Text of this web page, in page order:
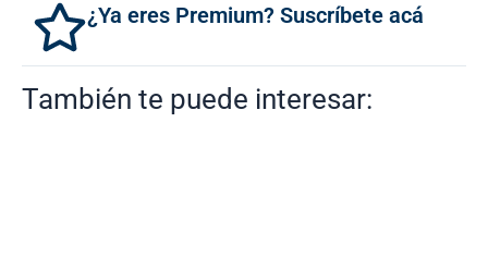
¿Ya eres Premium? Suscríbete acá
También te puede interesar: